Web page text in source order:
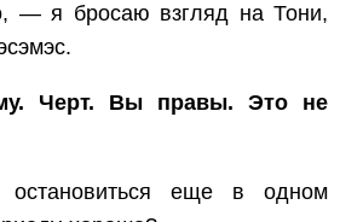
— я бросаю взгляд на Тони,
Черт. Вы правы. Это не
еще в одном